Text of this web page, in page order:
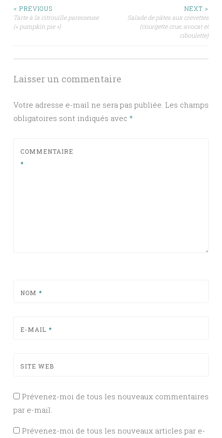
Navigation
des
< PREVIOUS
Tarte à la citrouille paresseuse
(« pumpkin pie »)
NEXT >
Salade de pâtes aux crevettes
(courgette crue, avocat et
ciboulette)
Laisser un commentaire
Votre adresse e-mail ne sera pas publiée. Les champs
obligatoires sont indiqués avec *
COMMENTAIRE
*
NOM *
E-MAIL *
SITE WEB
Prévenez-moi de tous les nouveaux commentaires
par e-mail.
Prévenez-moi de tous les nouveaux articles par e-